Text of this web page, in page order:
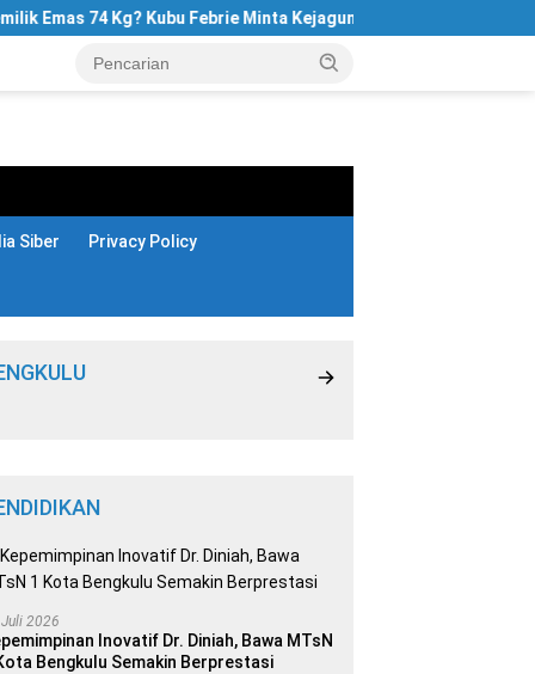
74 Kg? Kubu Febrie Minta Kejagung Terbuka
Siber Privacy Policy
2026
Inovatif Dr. Diniah, Bawa MTsN
Bengkulu Semakin Berprestasi